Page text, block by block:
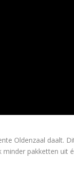
Oldenzaal daalt.
pakketten uit